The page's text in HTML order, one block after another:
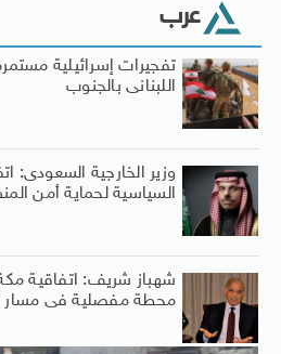
عرب
تفجيرات إسرائيلية
اللبنانى بالجنوب
وزير الخارجية السعودى:
السياسية لحماية أمن
شهباز شريف: اتفاقية
محطة مفصلية فى مسار